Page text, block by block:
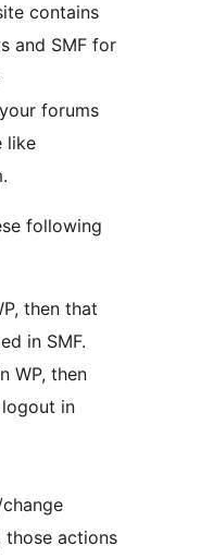
contains
and SMF for
forums
like
following
then that
in SMF.
WP, then
in
those actions